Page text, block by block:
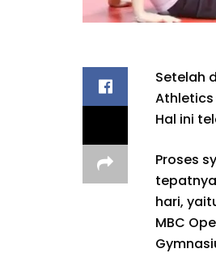
Setelah
Athletics
Hal ini
Proses
hari,
MBC